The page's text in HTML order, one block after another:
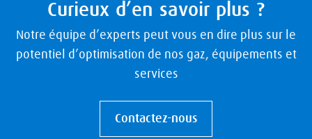
Curieux d’en savoir plus ?
Notre équipe d’experts peut vous en dire plus sur le
potentiel d’optimisation de nos gaz, équipements et
services
Contactez-nous